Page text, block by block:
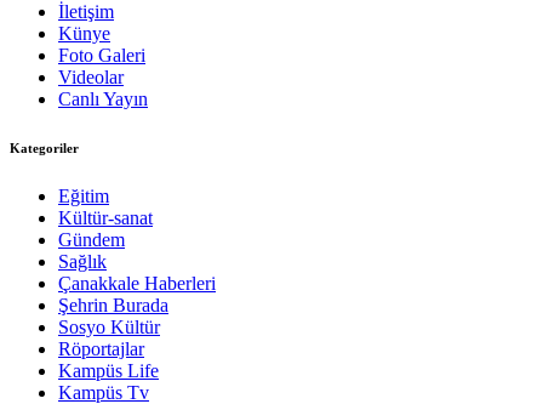
İletişim
Künye
Foto Galeri
Videolar
Canlı Yayın
Kategoriler
Eğitim
Kültür-sanat
Gündem
Sağlık
Çanakkale Haberleri
Şehrin Burada
Sosyo Kültür
Röportajlar
Kampüs Life
Kampüs Tv